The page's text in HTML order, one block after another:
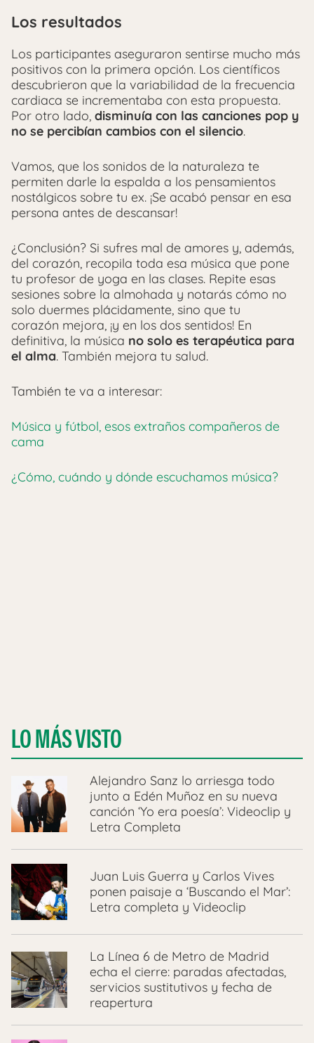
Los resultados
Los participantes aseguraron sentirse mucho más
positivos con la primera opción. Los científicos
descubrieron que la variabilidad de la frecuencia
cardiaca se incrementaba con esta propuesta.
Por otro lado, disminuía con las canciones pop y
no se percibían cambios con el silencio.
Vamos, que los sonidos de la naturaleza te
permiten darle la espalda a los pensamientos
nostálgicos sobre tu ex. ¡Se acabó pensar en esa
persona antes de descansar!
¿Conclusión? Si sufres mal de amores y, además,
del corazón, recopila toda esa música que pone
tu profesor de yoga en las clases. Repite esas
sesiones sobre la almohada y notarás cómo no
solo duermes plácidamente, sino que tu
corazón mejora, ¡y en los dos sentidos! En
definitiva, la música no solo es terapéutica para
el alma. También mejora tu salud.
También te va a interesar:
Música y fútbol, esos extraños compañeros de
cama
¿Cómo, cuándo y dónde escuchamos música?
LO MÁS VISTO
Alejandro Sanz lo arriesga todo
junto a Edén Muñoz en su nueva
canción ‘Yo era poesía’: Videoclip y
Letra Completa
Juan Luis Guerra y Carlos Vives
ponen paisaje a ‘Buscando el Mar’:
Letra completa y Videoclip
La Línea 6 de Metro de Madrid
echa el cierre: paradas afectadas,
servicios sustitutivos y fecha de
reapertura